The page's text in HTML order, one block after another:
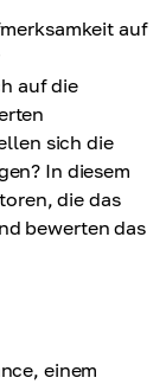
auf
auf die
sich die
In diesem
die das
bewerten das
einem